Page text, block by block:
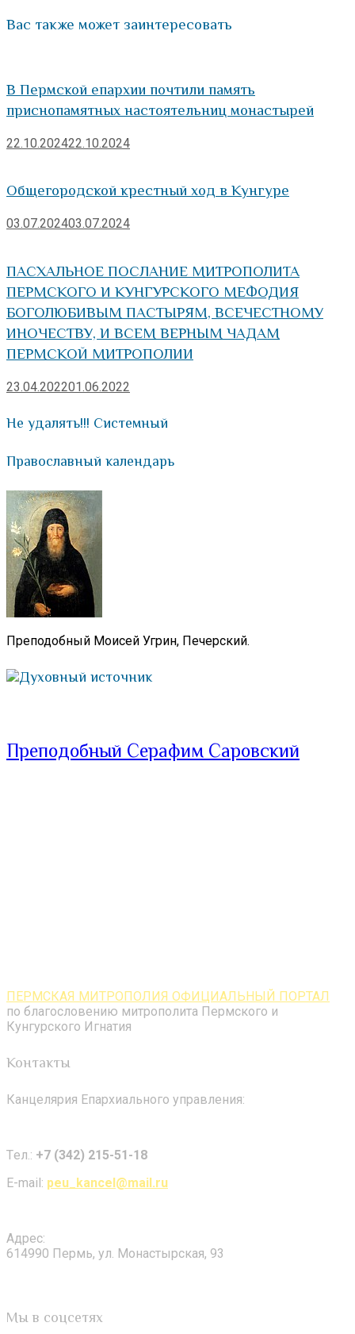
Вас также может заинтересовать
В Пермской епархии почтили память
приснопамятных настоятельниц монастырей
22.10.202422.10.2024
Общегородской крестный ход в Кунгуре
03.07.202403.07.2024
ПАСХАЛЬНОЕ ПОСЛАНИЕ МИТРОПОЛИТА
ПЕРМСКОГО И КУНГУРСКОГО МЕФОДИЯ
БОГОЛЮБИВЫМ ПАСТЫРЯМ, ВСЕЧЕСТНОМУ
ИНОЧЕСТВУ, И ВСЕМ ВЕРНЫМ ЧАДАМ
ПЕРМСКОЙ МИТРОПОЛИИ
23.04.202201.06.2022
Не удалять!!! Системный
Православный календарь
Преподобный Моисей Угрин, Печерский.
Духовный источник
Преподобный Серафим Саровский
ПЕРМСКАЯ МИТРОПОЛИЯ ОФИЦИАЛЬНЫЙ ПОРТАЛ
по благословению митрополита Пермского и
Кунгурского Игнатия
Контакты
Канцелярия Епархиального управления:
Tел.: +7 (342) 215-51-18
E-mail: peu_kancel@mail.ru
Адрес:
614990 Пермь, ул. Монастырская, 93
Мы в соцсетях